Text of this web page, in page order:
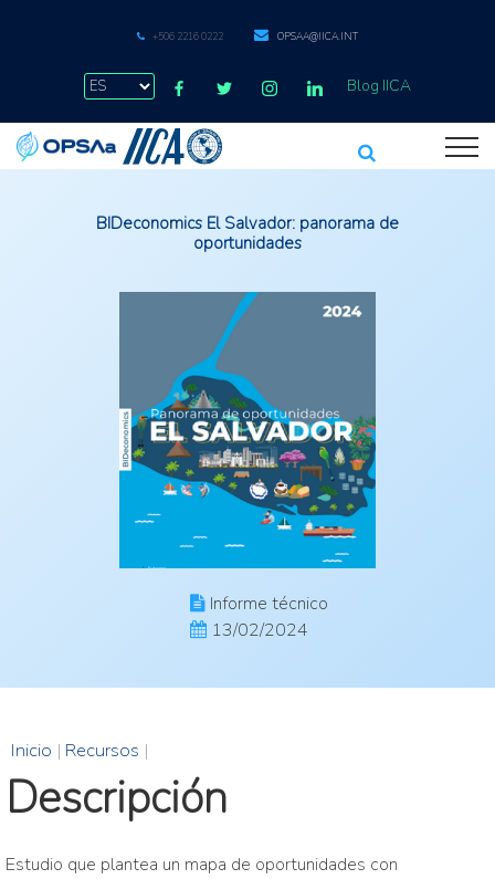
+506 2216 0222 OPSAA@IICA.INT
Blog IICA
BIDeconomics El Salvador: panorama de
oportunidades
Informe técnico
13/02/2024
Inicio | Recursos |
Descripción
Estudio que plantea un mapa de oportunidades con